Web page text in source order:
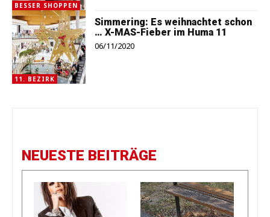
BESSER SHOPPEN
11. BEZIRK
Simmering: Es weihnachtet schon
… X-MAS-Fieber im Huma 11
06/11/2020
NEUESTE BEITRÄGE